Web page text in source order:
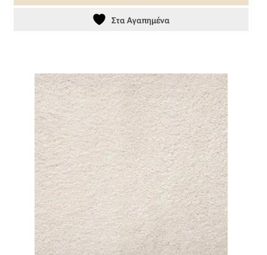
Ταφτάς μεταξωτός
Τρεβίρα
Υφαντό
Φιλ-κουπέ
Φλάμα
Φόδρα
Ψάθα
Στα Αγαπημένα